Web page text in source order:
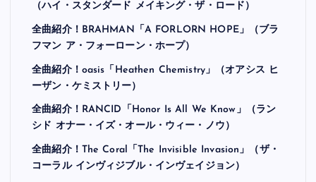
（ハイ・スタンダード メイキング・ザ・ロード）
全曲紹介！BRAHMAN「A FORLORN HOPE」（ブラ
フマン ア・フォーローン・ホープ）
全曲紹介！oasis「Heathen Chemistry」（オアシス ヒ
ーザン・ケミストリー）
全曲紹介！RANCID「Honor Is All We Know」（ラン
シド オナー・イズ・オール・ウィー・ノウ）
全曲紹介！The Coral「The Invisible Invasion」（ザ・
コーラル インヴィジブル・インヴェイジョン）